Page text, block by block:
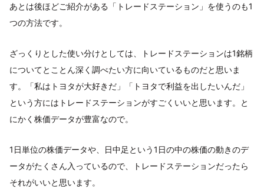
あとは後ほどご紹介がある「トレードステーション」を使うのも1
つの方法です。
ざっくりとした使い分けとしては、トレードステーションは1銘柄
についてとことん深く調べたい方に向いているものだと思いま
す。「私はトヨタが大好きだ」「トヨタで利益を出したいんだ」
という方にはトレードステーションがすごくいいと思います。と
にかく株価データが豊富なので。
1日単位の株価データや、日中足という1日の中の株価の動きのデ
ータがたくさん入っているので、トレードステーションだったら
それがいいと思います。